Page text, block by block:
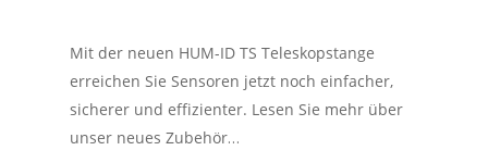
Mit der neuen HUM-ID TS Teleskopstange
erreichen Sie Sensoren jetzt noch einfacher,
sicherer und effizienter. Lesen Sie mehr über
unser neues Zubehör…